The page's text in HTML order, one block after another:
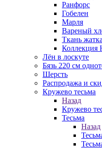
Ранфорс
Гобелен
Марля
Вареный
Ткань жатка
Коллекция
Лён в лоскуте
Бязь 220 см
Шерсть
Распродажа и
Кружево тесьма
Назад
Кружево
Тесьма
Назад